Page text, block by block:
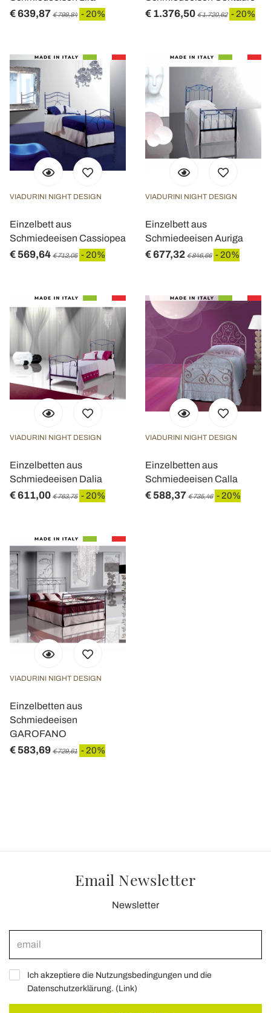
€ 639,87 € 799,84 - 20% € 1.376,50 € 1.720,62 - 20%
VIADURINI NIGHT DESIGN
Einzelbett aus
Schmiedeeisen Cassiopea
€ 569,64 € 712,05 - 20%
VIADURINI NIGHT DESIGN
Einzelbett aus
Schmiedeeisen Auriga
€ 677,32 € 846,66 - 20%
VIADURINI NIGHT DESIGN
Einzelbetten aus
Schmiedeeisen Dalia
€ 611,00 € 763,75 - 20%
VIADURINI NIGHT DESIGN
Einzelbetten aus
Schmiedeeisen Calla
€ 588,37 € 735,46 - 20%
VIADURINI NIGHT DESIGN
Einzelbetten aus
Schmiedeeisen
GAROFANO
€ 583,69 € 729,61 - 20%
Email Newsletter
Newsletter
Ich akzeptiere die Nutzungsbedingungen und die
Datenschutzerklärung. (Link)